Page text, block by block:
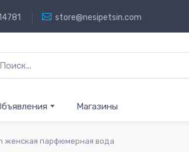
store@nesipetsin.com
Магазины
женская парфюмерная вода